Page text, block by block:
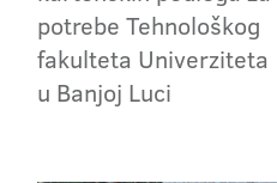
potrebe Tehnološkog
fakulteta Univerziteta
u Banjoj Luci